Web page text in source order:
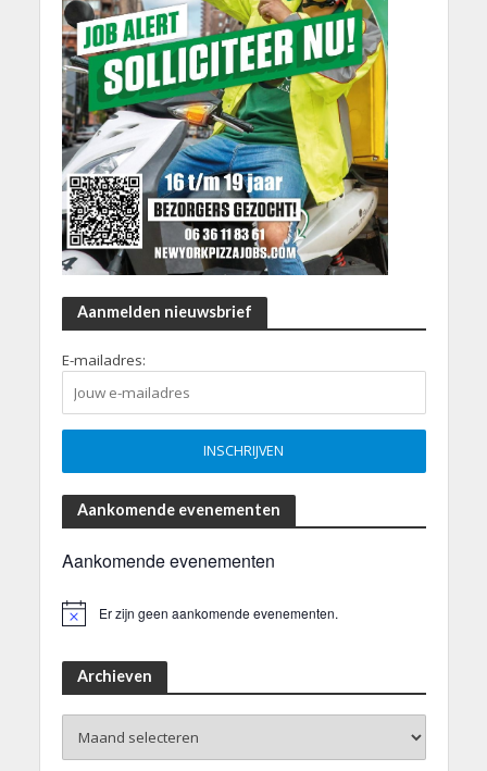
Aanmelden nieuwsbrief
E-mailadres:
Aankomende evenementen
Aankomende evenementen
Er zijn geen aankomende evenementen.
Archieven